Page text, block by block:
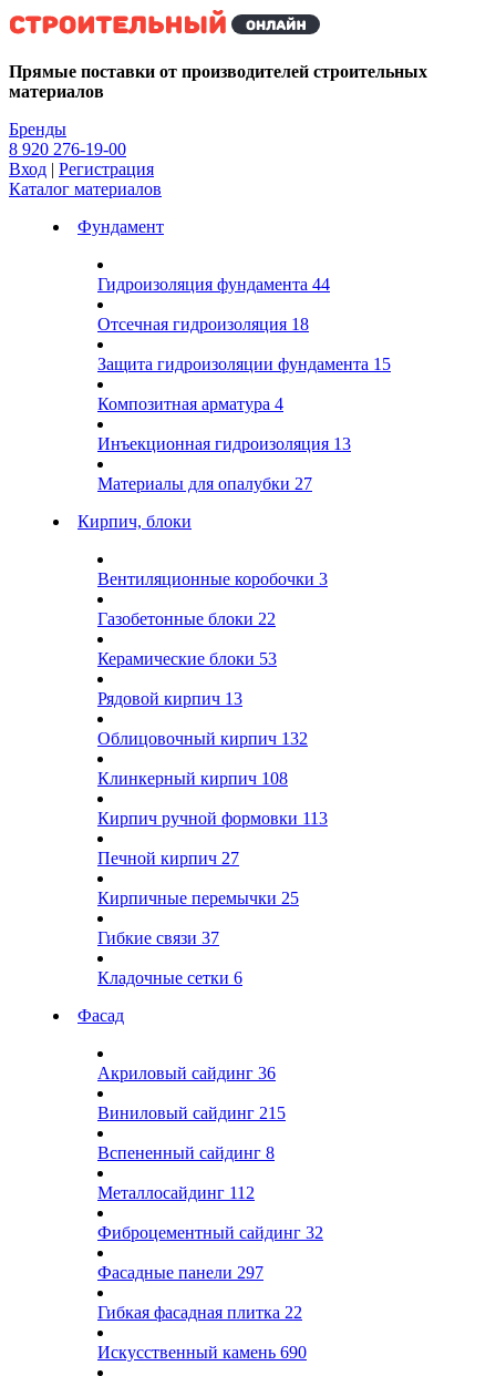
Kg
Прямые поставки от производителей строительных
материалов
Бренды
8 920 276-19-00
Вход | Регистрация
Каталог материалов
Фундамент
Гидроизоляция фундамента 44
Отсечная гидроизоляция 18
Защита гидроизоляции фундамента 15
Композитная арматура 4
Инъекционная гидроизоляция 13
Материалы для опалубки 27
Кирпич, блоки
Вентиляционные коробочки 3
Газобетонные блоки 22
Керамические блоки 53
Рядовой кирпич 13
Облицовочный кирпич 132
Клинкерный кирпич 108
Кирпич ручной формовки 113
Печной кирпич 27
Кирпичные перемычки 25
Гибкие связи 37
Кладочные сетки 6
Фасад
Акриловый сайдинг 36
Виниловый сайдинг 215
Вспененный сайдинг 8
Металлосайдинг 112
Фиброцементный сайдинг 32
Фасадные панели 297
Гибкая фасадная плитка 22
Искусственный камень 690